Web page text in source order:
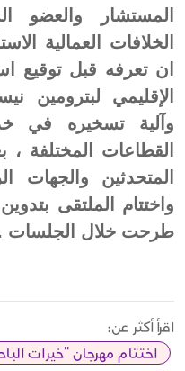
المستشار والعضو
الخلافات العمالية
ان تعرفه قبل توقيع
الإقليمي لبترومين
وآلية تسخيره في
القطاعات المختلفة
المتحدثين والجهات
واختتام الملتقى
طرحت خلال الجلسات
اقرأ أكثر عن:
اختتام مهرجان "خيرات